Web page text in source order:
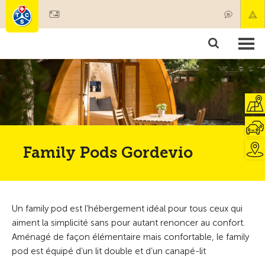
Membres & prestations
Tests, sécurité & santé
Family Pods Gordevio
Un family pod est l’hébergement idéal pour tous ceux qui
aiment la simplicité sans pour autant renoncer au confort.
Aménagé de façon élémentaire mais confortable, le family
pod est équipé d’un lit double et d’un canapé-lit